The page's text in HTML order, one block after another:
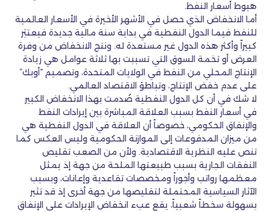
هبوط أسعار النفط.
أما الانخفاض الذي حصل في الأشهر الأخيرة في الأسعار العالمية
للنفط فيما الدول النفطية في بداية سنة مالية جديدة فيعتبَر
كبيراً وأكثر هذه الدول غير مستعدة له. ونتج الانخفاض من وفرة
العرض أو تخمة السوق التي تسببت بها ثلاثة عوامل هي زيادة
الإنتاج المحلي من النفط في الولايات المتحدة، وتصميم “أوبك”
على عدم خفض الإنتاج، وتباطؤ الاقتصاد العالمي.
لا شك في أن كل الدول النفطية صُدمت بهذا الانخفاض الكبير
في أسعار النفط بسبب العلاقة المباشرة بين إيرادات النفط
والإنفاق الحكومي، خصوصاً أن العلاقة في الدول النفطية هي
من ميزان المدفوعات إلى الموازنة الحكومية وليس العكس كما
تنص عليه النظرية الاقتصادية. ولأن من الصعب تقليص
النفقات الجارية بسبب طبيعتها الملحة من جهة إذ يمثل
معظمها رواتب وأجوراً ومخصصات تقاعدية وإعانات، وبسبب
الآثار السياسية المحتملة لتقليصها من جهة أخرى إذ قد تثير
بسهولة سخطاً شعبياً، يقع عبء انخفاض الإيرادات على الإنفاق